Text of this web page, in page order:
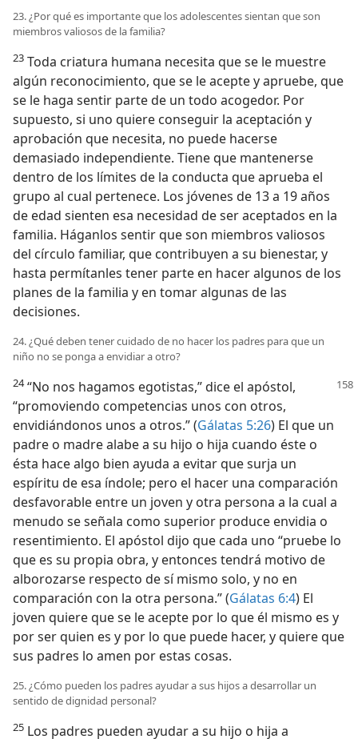
23. ¿Por qué es importante que los adolescentes sientan que son
miembros valiosos de la familia?
23 Toda criatura humana necesita que se le muestre
algún reconocimiento, que se le acepte y apruebe, que
se le haga sentir parte de un todo acogedor. Por
supuesto, si uno quiere conseguir la aceptación y
aprobación que necesita, no puede hacerse
demasiado independiente. Tiene que mantenerse
dentro de los límites de la conducta que aprueba el
grupo al cual pertenece. Los jóvenes de 13 a 19 años
de edad sienten esa necesidad de ser aceptados en la
familia. Háganlos sentir que son miembros valiosos
del círculo familiar, que contribuyen a su bienestar, y
hasta permítanles tener parte en hacer algunos de los
planes de la familia y en tomar algunas de las
decisiones.
24. ¿Qué deben tener cuidado de no hacer los padres para que un
niño no se ponga a envidiar a otro?
24“No nos hagamos egotistas,” dice el apóstol,
“promoviendo competencias unos con otros,
envidiándonos unos a otros.” (Gálatas 5:26) El que un
padre o madre alabe a su hijo o hija cuando éste o
ésta hace algo bien ayuda a evitar que surja un
espíritu de esa índole; pero el hacer una comparación
desfavorable entre un joven y otra persona a la cual a
menudo se señala como superior produce envidia o
resentimiento. El apóstol dijo que cada uno “pruebe lo
que es su propia obra, y entonces tendrá motivo de
alborozarse respecto de sí mismo solo, y no en
comparación con la otra persona.” (Gálatas 6:4) El
joven quiere que se le acepte por lo que él mismo es y
por ser quien es y por lo que puede hacer, y quiere que
sus padres lo amen por estas cosas.
25. ¿Cómo pueden los padres ayudar a sus hijos a desarrollar un
sentido de dignidad personal?
25 Los padres pueden ayudar a su hijo o hija a